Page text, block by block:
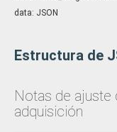
data: JSON
Estructura de
Notas de
adquisición